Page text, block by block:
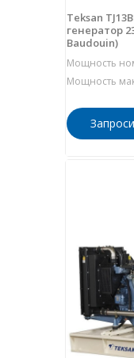
Teksan
генератор
Baudouin)
Мощность
Мощность